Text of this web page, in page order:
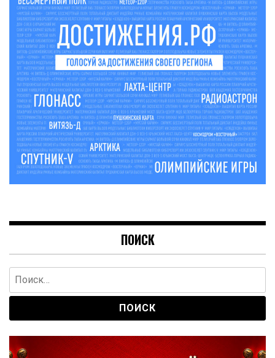
ПОИСК
Найти: